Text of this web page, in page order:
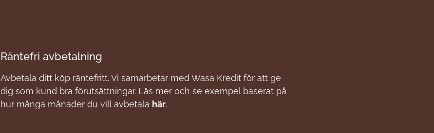
Räntefri avbetalning
Avbetala ditt köp räntefritt. Vi samarbetar med Wasa Kredit för att ge
dig som kund bra förutsättningar. Läs mer och se exempel baserat på
hur många månader du vill avbetala här.